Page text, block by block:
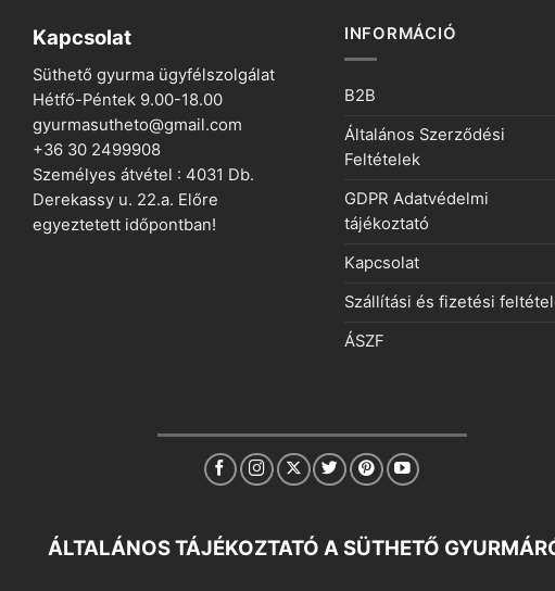
Kapcsolat
Süthető gyurma ügyfélszolgálat
Hétfő-Péntek 9.00-18.00
gyurmasutheto@gmail.com
+36 30 2499908
Személyes átvétel : 4031 Db.
Derekassy u. 22.a. Előre
egyeztetett időpontban!
INFORMÁCIÓ
B2B
Általános Szerződési
Feltételek
GDPR Adatvédelmi
tájékoztató
Kapcsolat
Szállítási és fizetési
ÁSZF
ÁLTALÁNOS TÁJÉKOZTATÓ A SÜTHETŐ